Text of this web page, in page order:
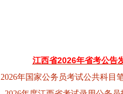
江西省2026年省考公告
2026年国家公务员考试公共科目